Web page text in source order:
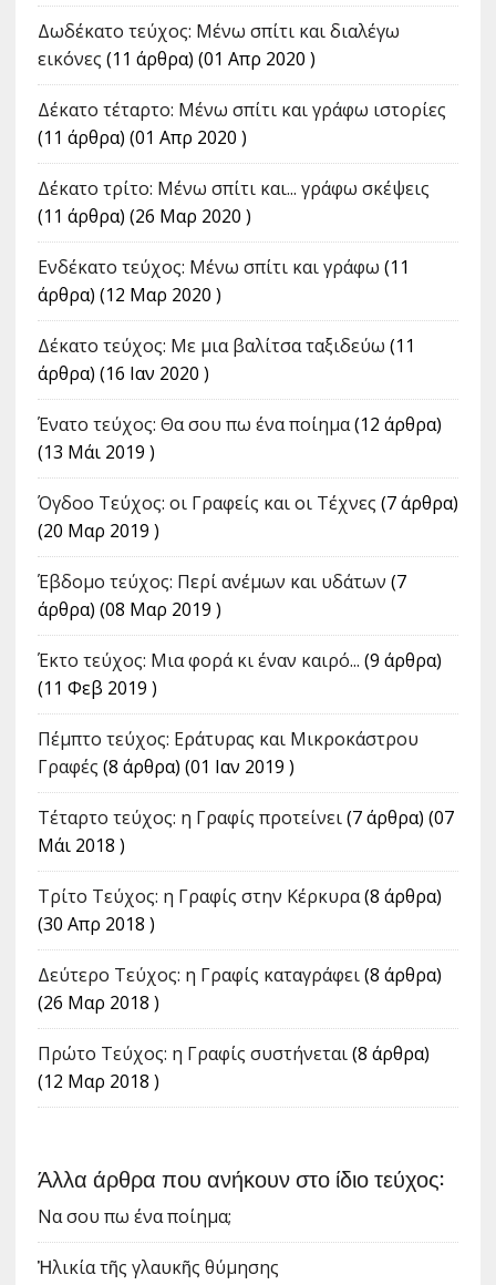
Δωδέκατο τεύχος: Μένω σπίτι και διαλέγω
εικόνες (11 άρθρα) (01 Απρ 2020 )
Δέκατο τέταρτο: Μένω σπίτι και γράφω ιστορίες
(11 άρθρα) (01 Απρ 2020 )
Δέκατο τρίτο: Μένω σπίτι και... γράφω σκέψεις
(11 άρθρα) (26 Μαρ 2020 )
Ενδέκατο τεύχος: Μένω σπίτι και γράφω (11
άρθρα) (12 Μαρ 2020 )
Δέκατο τεύχος: Με μια βαλίτσα ταξιδεύω (11
άρθρα) (16 Ιαν 2020 )
Ένατο τεύχος: Θα σου πω ένα ποίημα(12 άρθρα)
(13 Μάι 2019 )
Όγδοο Τεύχος: οι Γραφείς και οι Τέχνες (7 άρθρα)
(20 Μαρ 2019 )
Έβδομο τεύχος: Περί ανέμων και υδάτων (7
άρθρα) (08 Μαρ 2019 )
Έκτο τεύχος: Μια φορά κι έναν καιρό... (9 άρθρα)
(11 Φεβ 2019 )
Πέμπτο τεύχος: Εράτυρας και Μικροκάστρου
Γραφές (8 άρθρα) (01 Ιαν 2019 )
Τέταρτο τεύχος: η Γραφίς προτείνει(7 άρθρα) (07
Μάι 2018 )
Tρίτο Τεύχος: η Γραφίς στην Κέρκυρα(8 άρθρα)
(30 Απρ 2018 )
Δεύτερο Τεύχος: η Γραφίς καταγράφει(8 άρθρα)
(26 Μαρ 2018 )
Πρώτο Τεύχος: η Γραφίς συστήνεται(8 άρθρα)
(12 Μαρ 2018 )
Άλλα άρθρα που ανήκουν στο ίδιο τεύχος:
Να σου πω ένα ποίημα;
Ἡλικία τῆς γλαυκῆς θύμησης